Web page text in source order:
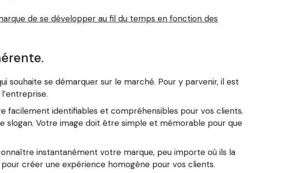
de se développer au fil du temps en fonction des
se démarquer sur le marché. Pour y parvenir, il est
facilement identifiables et compréhensibles pour vos clients.
Votre image doit être simple et mémorable pour que
instantanément votre marque, peu importe où ils la
créer une expérience homogène pour vos clients.